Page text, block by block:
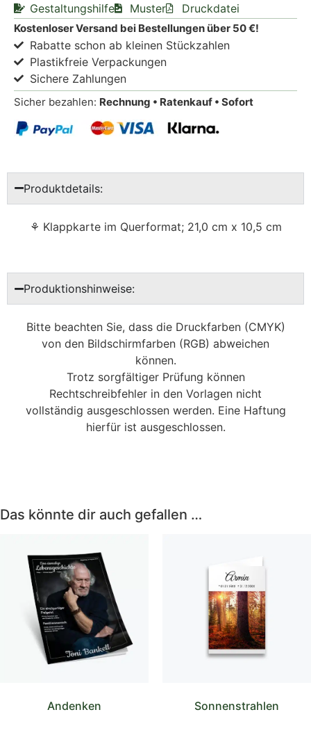
Gestaltungshilfe Muster Druckdatei
Kostenloser Versand bei Bestellungen über 50 €!
Rabatte schon ab kleinen Stückzahlen
Plastikfreie Verpackungen
Sichere Zahlungen
Sicher bezahlen: Rechnung • Ratenkauf • Sofort
Produktdetails:
⚘ Klappkarte im Querformat; 21,0 cm x 10,5 cm
Produktionshinweise:
Bitte beachten Sie, dass die Druckfarben (CMYK)
von den Bildschirmfarben (RGB) abweichen
können.
Trotz sorgfältiger Prüfung können
Rechtschreibfehler in den Vorlagen nicht
vollständig ausgeschlossen werden. Eine Haftung
hierfür ist ausgeschlossen.
Das könnte dir auch gefallen …
Andenken Sonnenstrahlen